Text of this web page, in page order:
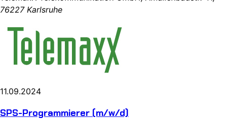
76227 Karlsruhe
11.09.2024
SPS-Programmierer (m/w/d)